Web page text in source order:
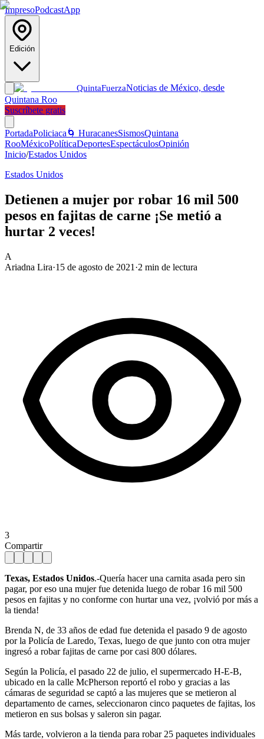
ImpresoPodcastApp
Edición
QuintaFuerzaNoticias de México, desde
Quintana Roo
Suscríbete gratis
PortadaPoliciaca 🌀 HuracanesSismosQuintana
RooMéxicoPolíticaDeportesEspectáculosOpinión
Inicio/Estados Unidos
Estados Unidos
Detienen a mujer por robar 16 mil 500
pesos en fajitas de carne ¡Se metió a
hurtar 2 veces!
A
Ariadna Lira·15 de agosto de 2021 ·2 min de lectura
3
Compartir
Texas, Estados Unidos.-Quería hacer una carnita asada pero sin
pagar, por eso una mujer fue detenida luego de robar 16 mil 500
pesos en fajitas y no conforme con hurtar una vez, ¡volvió por más a
la tienda!
Brenda N, de 33 años de edad fue detenida el pasado 9 de agosto
por la Policía de Laredo, Texas, luego de que junto con otra mujer
ingresó a robar fajitas de carne por casi 800 dólares.
Según la Policía, el pasado 22 de julio, el supermercado H-E-B,
ubicado en la calle McPherson reportó el robo y gracias a las
cámaras de seguridad se captó a las mujeres que se metieron al
departamento de carnes, seleccionaron cinco paquetes de fajitas, los
metieron en sus bolsas y saleron sin pagar.
Más tarde, volvieron a la tienda para robar 25 paquetes individuales